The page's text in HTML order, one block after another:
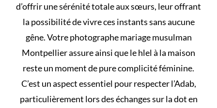
d’offrir une sérénité totale aux sœurs, leur offrant
la possibilité de vivre ces instants sans aucune
gêne. Votre photographe mariage musulman
Montpellier assure ainsi que lehlel à la maison
reste un moment de pure complicité féminine.
C’est un aspect essentiel pour respecter l’Adab,
particulièrement lors des échanges surla dot en